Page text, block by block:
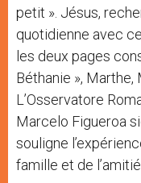
petit ». Jésus,
quotidienne avec
les deux pages
Béthanie »,
L’Osservatore
Marcelo Figueroa
souligne
famille et de l’amitié